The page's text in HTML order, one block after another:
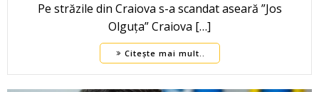
Pe străzile din Craiova s-a scandat aseară ”Jos
Olguța” Craiova […]
Citește mai mult..